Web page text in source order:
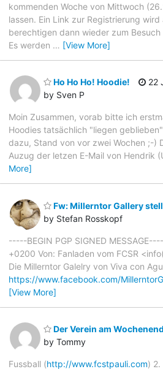
kommenden Woche von Mittwoch
lassen. Ein Link zur Registrierung
berechtigen dann wieder zum
Es werden … [View More]
Ho Ho Ho! Hoodie!
by Sven P
22
Moin Zusammen, vorab bitte ich
Hoodies tatsächlich "liegen
dazu, Stand von vor zwei Wochen ;-)
Auzug der letzen E-Mail von Hendrik
More]
Fw: Millerntor Gallery
by Stefan Rosskopf
-----BEGIN PGP SIGNED
+0200 Von: Fanladen vom FCSR
Die Millerntor Galelry von Viva con
https://www.facebook.com/
[View More]
Der Verein am
by Tommy
Fussball (http://www.fcstpauli.com) 2.